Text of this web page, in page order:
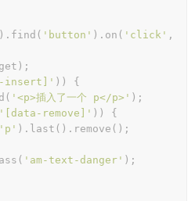
).find( 'button' ).on( 'click'
insert]' )) {
'<p>插入了一个 p</p>' );
'[data-remove]' )) {
'p' ).last().remove();
'am-text-danger' );